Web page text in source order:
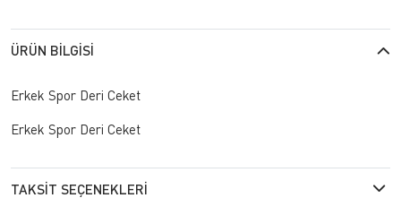
ÜRÜN BILGISI
Erkek Spor Deri Ceket
Erkek Spor Deri Ceket
TAKSIT SEÇENEKLERI